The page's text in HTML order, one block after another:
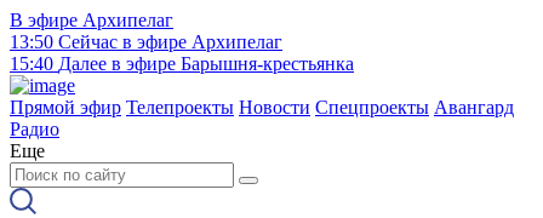
В эфире Архипелаг
13:50 Сейчас в эфире Архипелаг
15:40 Далее в эфире Барышня-крестьянка
Прямой эфир Телепроекты Новости Спецпроекты Авангард
Радио
Еще